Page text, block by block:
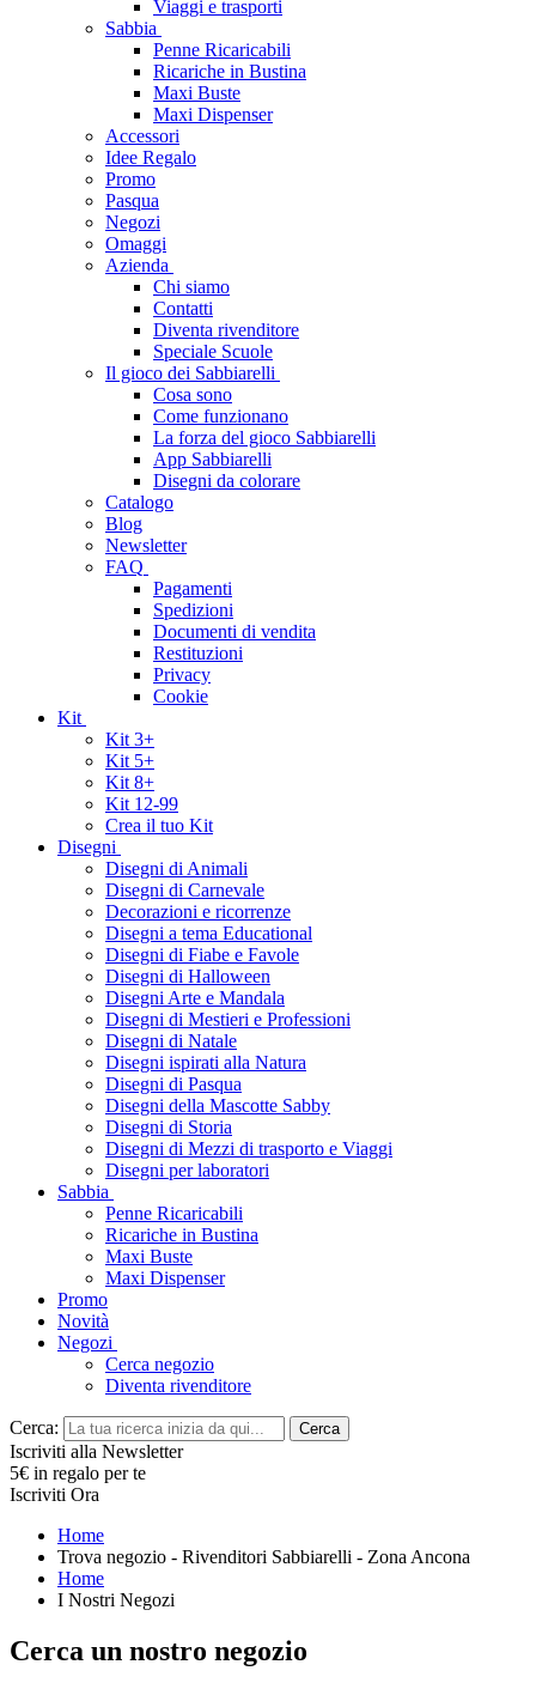
Viaggi e trasporti
Sabbia
Penne Ricaricabili
Ricariche in Bustina
Maxi Buste
Maxi Dispenser
Accessori
Idee Regalo
Promo
Pasqua
Negozi
Omaggi
Azienda
Chi siamo
Contatti
Diventa rivenditore
Speciale Scuole
Il gioco dei Sabbiarelli
Cosa sono
Come funzionano
La forza del gioco Sabbiarelli
App Sabbiarelli
Disegni da colorare
Catalogo
Blog
Newsletter
FAQ
Pagamenti
Spedizioni
Documenti di vendita
Restituzioni
Privacy
Cookie
Kit
Kit 3+
Kit 5+
Kit 8+
Kit 12-99
Crea il tuo Kit
Disegni
Disegni di Animali
Disegni di Carnevale
Decorazioni e ricorrenze
Disegni a tema Educational
Disegni di Fiabe e Favole
Disegni di Halloween
Disegni Arte e Mandala
Disegni di Mestieri e Professioni
Disegni di Natale
Disegni ispirati alla Natura
Disegni di Pasqua
Disegni della Mascotte Sabby
Disegni di Storia
Disegni di Mezzi di trasporto e Viaggi
Disegni per laboratori
Sabbia
Penne Ricaricabili
Ricariche in Bustina
Maxi Buste
Maxi Dispenser
Promo
Novità
Negozi
Cerca negozio
Diventa rivenditore
Cerca: Cerca
Iscriviti alla Newsletter
5€ in regalo per te
Iscriviti Ora
Home
Trova negozio - Rivenditori Sabbiarelli - Zona Ancona
Home
I Nostri Negozi
Cerca un nostro negozio